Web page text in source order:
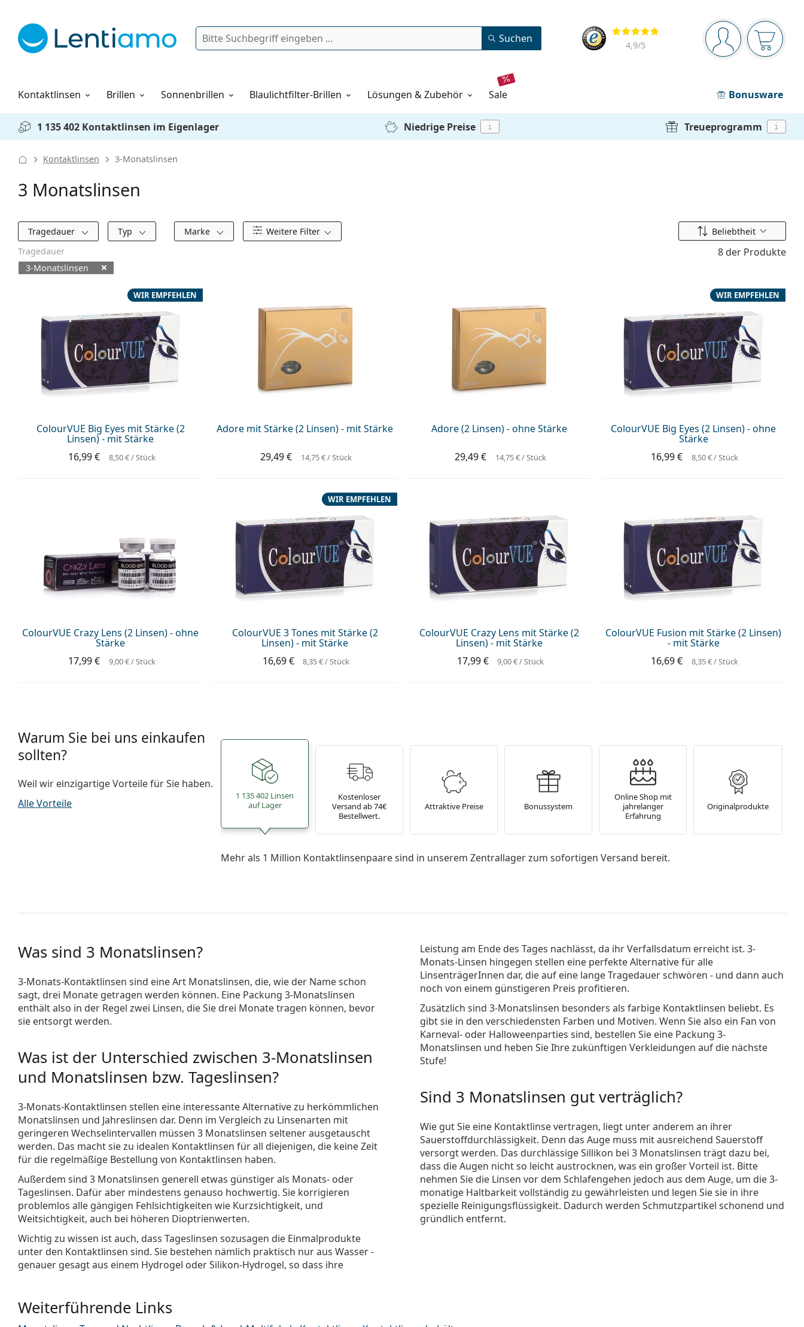
Navigationsleiste
Sie sind Der
Bewertung
4,9/5
Suche Suchen
Kontaktlinsen
Pflegemittel Brillen Sonnenbrillen Blaulichtfilter-Brillen Lösungen & Zubehör sale Bonusware
Alles über den Einkauf
1 135 402 Kontaktlinsen im Eigenlager Niedrige Preise i Treueprogramm i
Kontaktlinsen 3-Monatslinsen
3 Monatslinsen
Filter
Tragedauer Typ Marke Weitere Filter Ordnen nach
Beliebtheit
Tragedauer
3-Monatslinsen
8 der Produkte
Verfügbare Produkte
ColourVUE Big Eyes mit Stärke (2
Linsen) - mit Stärke
WIR EMPFEHLEN
16,99 € 8,50 €/ Stück
Adore mit Stärke (2 Linsen) - mit Stärke
29,49 € 14,75 €/ Stück
Adore (2 Linsen) - ohne Stärke
29,49 € 14,75 €/ Stück
ColourVUE Big Eyes (2 Linsen) - ohne
Stärke
WIR EMPFEHLEN
16,99 € 8,50 €/ Stück
ColourVUE Crazy Lens (2 Linsen) - ohne
Stärke
17,99 €
9,00 €/ Stück
ColourVUE 3 Tones mit Stärke (2
Linsen) - mit Stärke
WIR EMPFEHLEN
16,69 € 8,35 €/ Stück
ColourVUE Crazy Lens mit Stärke (2
Linsen) - mit Stärke
17,99 €
9,00 €/ Stück
ColourVUE Fusion mit Stärke (2 Linsen)
- mit Stärke
16,69 €
8,35 €/ Stück
Warum Sie bei uns einkaufen
sollten?
Weil wir einzigartige Vorteile für Sie haben.
Alle Vorteile
1 135 402 Linsen
auf Lager
Kostenloser
Versand ab 74€
Bestellwert.
Attraktive Preise Bonussystem
Online Shop mit
jahrelanger
Erfahrung
Originalprodukte
Mehr als 1 Million Kontaktlinsenpaare sind in unserem Zentrallager zum sofortigen Versand bereit.
Was sind 3 Monatslinsen?
3-Monats-Kontaktlinsen sind eine Art Monatslinsen, die, wie der Name schon
sagt, drei Monate getragen werden können. Eine Packung 3-Monatslinsen
enthält also in der Regel zwei Linsen, die Sie drei Monate tragen können, bevor
sie entsorgt werden.
Was ist der Unterschied zwischen 3-Monatslinsen
und Monatslinsen bzw. Tageslinsen?
3-Monats-Kontaktlinsen stellen eine interessante Alternative zu herkömmlichen
Monatslinsen und Jahreslinsen dar. Denn im Vergleich zu Linsenarten mit
geringeren Wechselintervallen müssen 3 Monatslinsen seltener ausgetauscht
werden. Das macht sie zu idealen Kontaktlinsen für all diejenigen, die keine Zeit
für die regelmäßige Bestellung von Kontaktlinsen haben.
Außerdem sind 3 Monatslinsen generell etwas günstiger als Monats- oder
Tageslinsen. Dafür aber mindestens genauso hochwertig. Sie korrigieren
problemlos alle gängigen Fehlsichtigkeiten wie Kurzsichtigkeit, und
Weitsichtigkeit, auch bei höheren Dioptrienwerten.
Wichtig zu wissen ist auch, dass Tageslinsen sozusagen die Einmalprodukte
unter den Kontaktlinsen sind. Sie bestehen nämlich praktisch nur aus Wasser -
genauer gesagt aus einem Hydrogel oder Silikon-Hydrogel, so dass ihre
Leistung am Ende des Tages nachlässt, da ihr Verfallsdatum erreicht ist. 3-
Monats-Linsen hingegen stellen eine perfekte Alternative für alle
LinsenträgerInnen dar, die auf eine lange Tragedauer schwören - und dann auch
noch von einem günstigeren Preis profitieren.
Zusätzlich sind 3-Monatslinsen besonders als farbige Kontaktlinsen beliebt. Es
gibt sie in den verschiedensten Farben und Motiven. Wenn Sie also ein Fan von
Karneval- oder Halloweenparties sind, bestellen Sie eine Packung 3-
Monatslinsen und heben Sie Ihre zukünftigen Verkleidungen auf die nächste
Stufe!
Sind 3 Monatslinsen gut verträglich?
Wie gut Sie eine Kontaktlinse vertragen, liegt unter anderem an ihrer
Sauerstoffdurchlässigkeit. Denn das Auge muss mit ausreichend Sauerstoff
versorgt werden. Das durchlässige Sillikon bei 3 Monatslinsen trägt dazu bei,
dass die Augen nicht so leicht austrocknen, was ein großer Vorteil ist. Bitte
nehmen Sie die Linsen vor dem Schlafengehen jedoch aus dem Auge, um die 3-
monatige Haltbarkeit vollständig zu gewährleisten und legen Sie sie in ihre
spezielle Reinigungsflüssigkeit. Dadurch werden Schmutzpartikel schonend und
gründlich entfernt.
Weiterführende Links